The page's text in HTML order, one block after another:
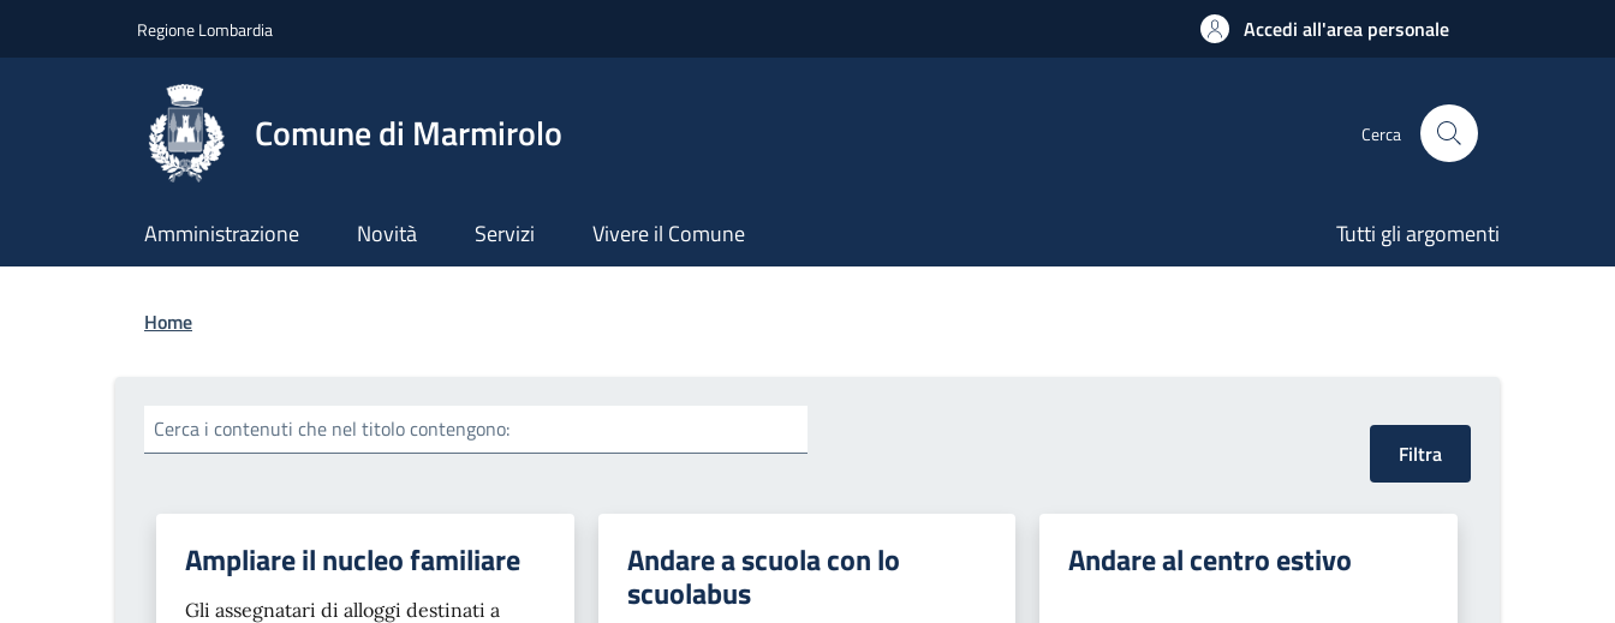
Regione Lombardia Accedi all'area personale
Comune di Marmirolo Cerca
Amministrazione Novità Servizi Vivere il Comune Tutti gli argomenti
Briciole di pane
Home
Cerca i contenuti che nel titolo contengono:
Ampliare il nucleo familiare
Gli assegnatari di alloggi destinati a
Andare a scuola con lo
scuolabus
Andare al centro estivo